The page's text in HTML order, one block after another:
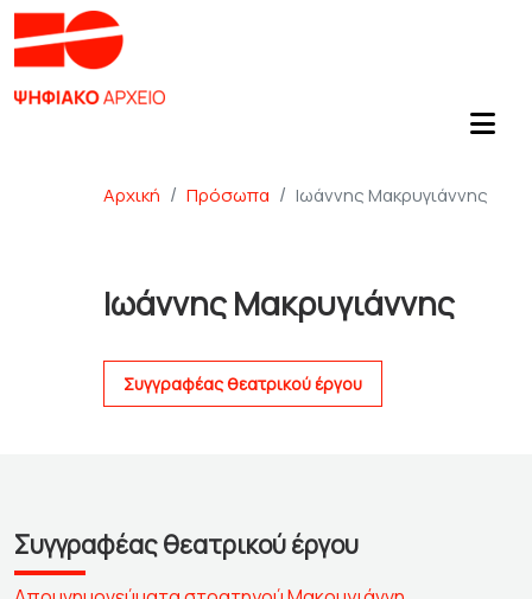
Αρχική Πρόσωπα Ιωάννης Μακρυγιάννης
Ιωάννης Μακρυγιάννης
Συγγραφέας θεατρικού έργου
Συγγραφέας θεατρικού έργου